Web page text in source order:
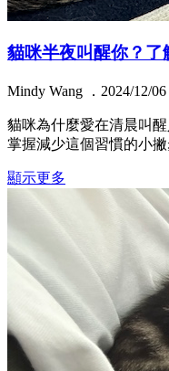
貓咪半夜叫醒你？
Mindy Wang ．2024/12/06
貓咪為什麼愛在清晨叫
掌握減少這個習慣的小
顯示更多